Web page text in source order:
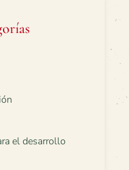
el desarrollo